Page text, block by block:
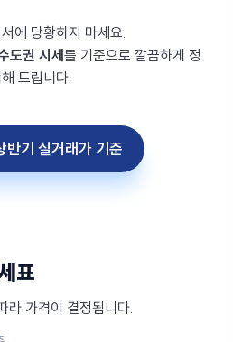
에 당황하지 마세요.
도권 시세 를 기준으로 깔끔하게 정
드립니다.
기 실거래가 기준
표
라 가격이 결정됩니다.